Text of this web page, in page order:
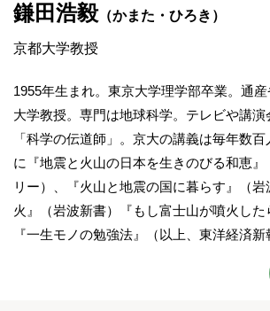
鎌田浩毅（かまた・ひろき）
京都大学教授
1955年生まれ。東京大学理学部卒業。通
大学教授。専門は地球科学。テレビや講演
「科学の伝道師」。京大の講義は毎年数
に『地震と火山の日本を生きのびる和恵』
リー）、『火山と地震の国に暮らす』（
火』（岩波新書）『もし富士山が噴火した
『一生モノの勉強法』（以上、東洋経済新